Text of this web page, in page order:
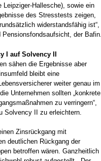
Hallesche), sowie ein
des Stresstests zeigen,
widerstandsfähig ist“,
der Bafin.
I auf Solvency II
sähen die Ergebnisse aber
bleibt eine
weiter genau im
Unternehmen sollten „konkrete
zu verringern“,
Solvency II zu erleichtern.
Zinsrückgang mit
deutlichen Rückgang der
betroffen wären. Ganzheitlich